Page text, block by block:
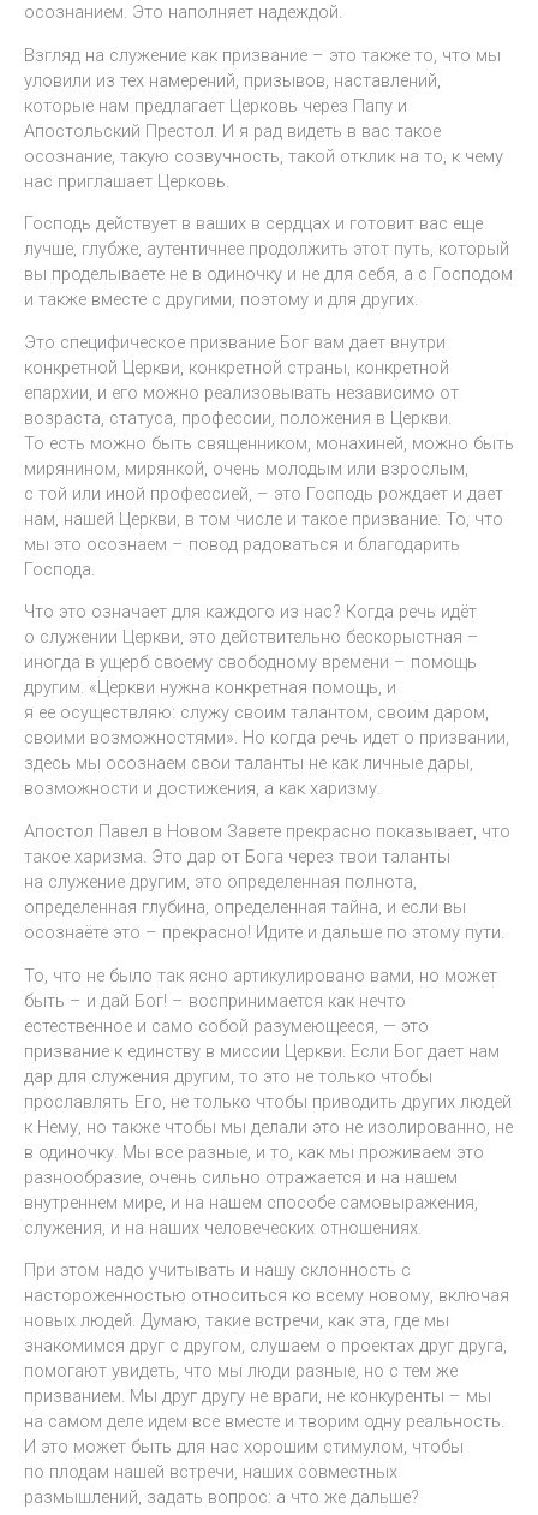
осознанием. Это наполняет надеждой.
Взгляд на служение как призвание – это также то, что мы
уловили из тех намерений, призывов, наставлений,
которые нам предлагает Церковь через Папу и
Апостольский Престол. И я рад видеть в вас такое
осознание, такую созвучность, такой отклик на то, к чему
нас приглашает Церковь.
Господь действует в ваших в сердцах и готовит вас еще
лучше, глубже, аутентичнее продолжить этот путь, который
вы проделываете не в одиночку и не для себя, а с Господом
и также вместе с другими, поэтому и для других.
Это специфическое призвание Бог вам дает внутри
конкретной Церкви, конкретной страны, конкретной
епархии, и его можно реализовывать независимо от
возраста, статуса, профессии, положения в Церкви.
То есть можно быть священником, монахиней, можно быть
мирянином, мирянкой, очень молодым или взрослым,
с той или иной профессией, – это Господь рождает и дает
нам, нашей Церкви, в том числе и такое призвание. То, что
мы это осознаем – повод радоваться и благодарить
Господа.
Что это означает для каждого из нас? Когда речь идёт
о служении Церкви, это действительно бескорыстная –
иногда в ущерб своему свободному времени – помощь
другим. «Церкви нужна конкретная помощь, и
я ее осуществляю: служу своим талантом, своим даром,
своими возможностями». Но когда речь идет о призвании,
здесь мы осознаем свои таланты не как личные дары,
возможности и достижения, а как харизму.
Апостол Павел в Новом Завете прекрасно показывает, что
такое харизма. Это дар от Бога через твои таланты
на служение другим, это определенная полнота,
определенная глубина, определенная тайна, и если вы
осознаёте это – прекрасно! Идите и дальше по этому пути.
То, что не было так ясно артикулировано вами, но может
быть – и дай Бог! – воспринимается как нечто
естественное и само собой разумеющееся, — это
призвание к единству в миссии Церкви. Если Бог дает нам
дар для служения другим, то это не только чтобы
прославлять Его, не только чтобы приводить других людей
к Нему, но также чтобы мы делали это не изолированно, не
в одиночку. Мы все разные, и то, как мы проживаем это
разнообразие, очень сильно отражается и на нашем
внутреннем мире, и на нашем способе самовыражения,
служения, и на наших человеческих отношениях.
При этом надо учитывать и нашу склонность с
настороженностью относиться ко всему новому, включая
новых людей. Думаю, такие встречи, как эта, где мы
знакомимся друг с другом, слушаем о проектах друг друга,
помогают увидеть, что мы люди разные, но с тем же
призванием. Мы друг другу не враги, не конкуренты – мы
на самом деле идем все вместе и творим одну реальность.
И это может быть для нас хорошим стимулом, чтобы
по плодам нашей встречи, наших совместных
размышлений, задать вопрос: а что же дальше?